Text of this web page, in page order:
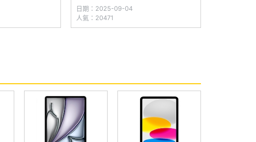
9400+ 更能輕鬆
體驗，甚至利用
帶來最新的 Galaxy AI、重新設計的 S
Pen，
日期：2025-09-04
人氣：20471